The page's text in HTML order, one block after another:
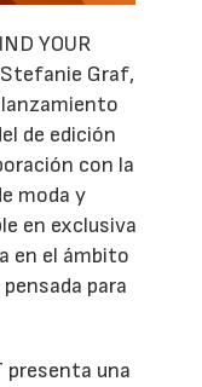
YOUR
Stefanie Graf,
lanzamiento
de edición
con la
moda y
en exclusiva
en el ámbito
para
presenta una